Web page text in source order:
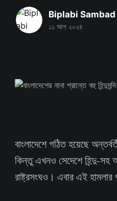
Biplabi
১১ আগ ২০২৪
বাংলাদেশে গঠিত হয়েছে
কিন্তু এখনও সেদেশে হিন্দু-সহ
রাষ্ট্রসংঘও। এবার এই হামলার